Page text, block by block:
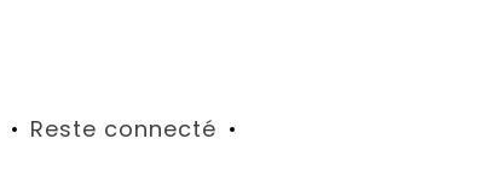
Reste connecté